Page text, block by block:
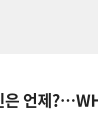
은 언제